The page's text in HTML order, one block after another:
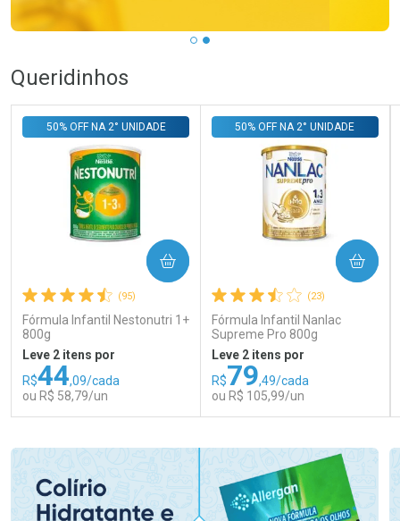
Queridinhos
(95)
Fórmula Infantil Nestonutri 1+
800g
50% OFF NA 2° UNIDADE
Leve 2 itens por
R$44,09/cada
ou R$ 58,79/un
COMPRAR
(23)
Fórmula Infantil Nanlac
Supreme Pro 800g
50% OFF NA 2° UNIDADE
Leve 2 itens por
R$79,49/cada
ou R$ 105,99/un
COMPRAR
Laboratório
Por Menos